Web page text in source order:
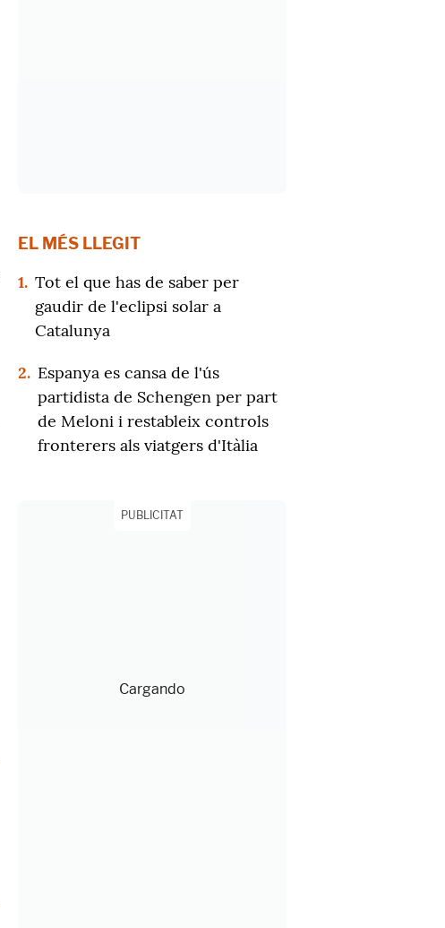
EL MÉS LLEGIT
1. Tot el que has de saber per
gaudir de l'eclipsi solar a
Catalunya
2. Espanya es cansa de l'ús
partidista de Schengen per part
de Meloni i restableix controls
fronterers als viatgers d'Itàlia
PUBLICITAT